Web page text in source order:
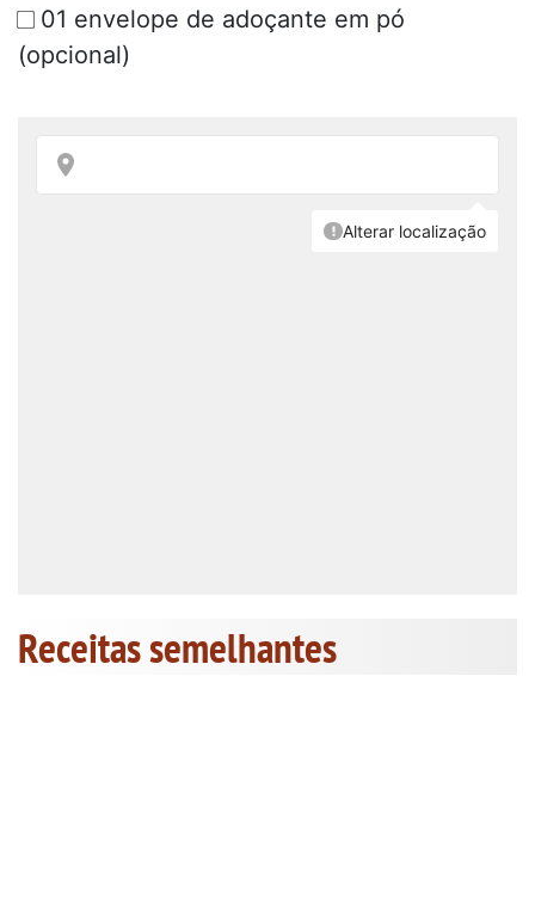
01 envelope de adoçante em pó
(opcional)
Receitas semelhantes